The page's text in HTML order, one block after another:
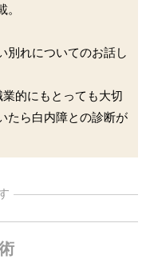
別れについてのお話し
的にもとっても大切
たら白内障との診断が